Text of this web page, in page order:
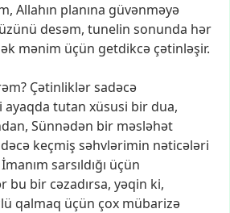
Allahın planına güvənməyə
desəm, tunelin sonunda hər
mənim üçün getdikcə çətinləşir.
Çətinliklərsadəcə
ayaqda tutan xüsusi bir dua,
Sünnədən bir məsləhət
keçmiş səhvlərimin nəticələri
İmanım sarsıldığı üçün
bu bir cəzadırsa, yəqin ki,
qalmaq üçün çox mübarizə